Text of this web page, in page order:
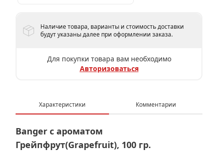
Наличие товара, варианты и стоимость доставки
будут указаны далее при оформлении заказа.
Для покупки товара вам необходимо
Авторизоваться
Характеристики Комментарии
Banger с ароматом
Грейпфрут(Grapefruit), 100 гр.